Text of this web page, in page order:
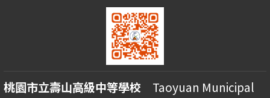
桃園市立壽山高級中等學校 Taoyuan Municipal